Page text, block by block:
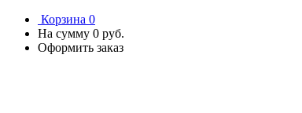
Корзина 0
На сумму 0 руб.
Оформить заказ